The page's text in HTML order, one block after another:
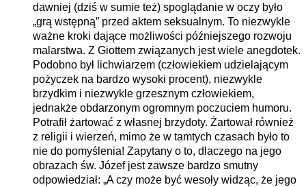
dawniej (dziś w sumie też) spoglądanie w oczy było
„grą wstępną” przed aktem seksualnym. To niezwykle
ważne kroki dające możliwości późniejszego rozwoju
malarstwa. Z Giottem związanych jest wiele anegdotek.
Podobno był lichwiarzem (człowiekiem udzielającym
pożyczek na bardzo wysoki procent), niezwykle
brzydkim i niezwykle grzesznym człowiekiem,
jednakże obdarzonym ogromnym poczuciem humoru.
Potrafił żartować z własnej brzydoty. Żartował również
z religii i wierzeń, mimo że w tamtych czasach było to
nie do pomyślenia! Zapytany o to, dlaczego na jego
obrazach św. Józef jest zawsze bardzo smutny
odpowiedział: „A czy może być wesoły widząc, że jego